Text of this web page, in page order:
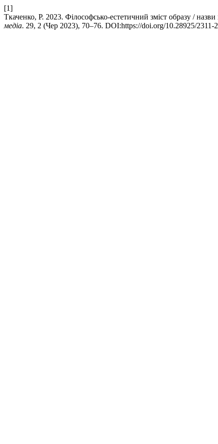
[1]
Ткаченко, Р. 2023. Філософсько-естетичний зміст образу /
медіа. 29, 2 (Чер 2023), 70–76. DOI:https://doi.org/10.28925/2311-